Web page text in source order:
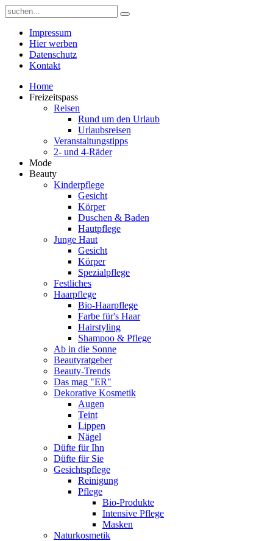
Impressum
Hier werben
Datenschutz
Kontakt
Home
Freizeitspass
Reisen
Rund um den Urlaub
Urlaubsreisen
Veranstaltungstipps
2- und 4-Räder
Mode
Beauty
Kinderpflege
Gesicht
Körper
Duschen & Baden
Hautpflege
Junge Haut
Gesicht
Körper
Spezialpflege
Festliches
Haarpflege
Bio-Haarpflege
Farbe für's Haar
Hairstyling
Shampoo & Pflege
Ab in die Sonne
Beautyratgeber
Beauty-Trends
Das mag "ER"
Dekorative Kosmetik
Augen
Teint
Lippen
Nägel
Düfte für Ihn
Düfte für Sie
Gesichtspflege
Reinigung
Pflege
Bio-Produkte
Intensive Pflege
Masken
Naturkosmetik